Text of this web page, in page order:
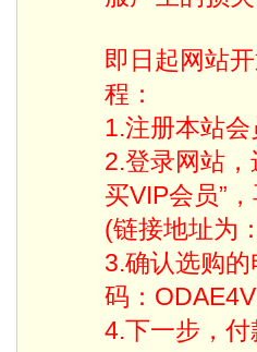
即日起网站
程：
1.注册本站会
2.登录网站，
买VIP会员”
(链接地址为
3.确认选购
码：
4.下一步，